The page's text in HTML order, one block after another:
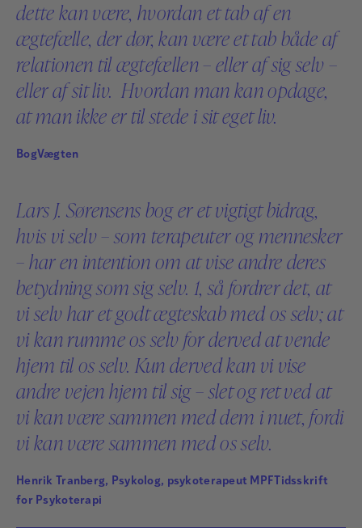
Læs mere
dette kan være, hvordan et tab af en
ægtefælle, der dør, kan være et tab både af
relationen til ægtefællen – eller af sig selv –
eller af sit liv. Hvordan man kan opdage,
at man ikke er til stede i sit eget liv.
BogVægten
Lars J. Sørensens bog er et vigtigt bidrag,
hvis vi selv – som terapeuter og mennesker
– har en intention om at vise andre deres
betydning som sig selv. 1, så fordrer det, at
vi selv har et godt ægteskab med os selv; at
vi kan rumme os selv for derved at vende
hjem til os selv. Kun derved kan vi vise
andre vejen hjem til sig – slet og ret ved at
vi kan være sammen med dem i nuet, fordi
vi kan være sammen med os selv.
Henrik Tranberg, Psykolog, psykoterapeut MPFTidsskrift
for Psykoterapi